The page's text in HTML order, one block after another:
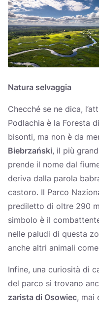
Natura selvaggia
Checché se ne dica,
Podlachia è la Foresta di
bisonti, ma non è da
Biebrzański, il più
prende il nome dal
deriva dalla parola
castoro. Il Parco
prediletto di oltre 290
simbolo è il
nelle paludi di questa
anche altri animali
Infine, una curiosità di
del parco si trovano
zarista di Osowiec, mai